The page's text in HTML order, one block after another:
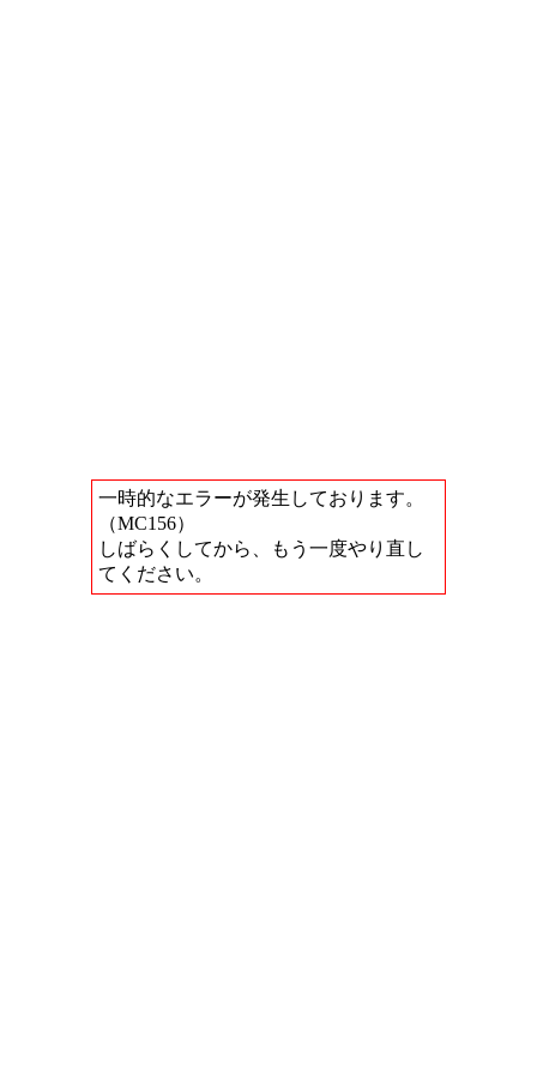
一時的なエラーが発生しております。
（MC156）
しばらくしてから、もう一度やり直し
てください。